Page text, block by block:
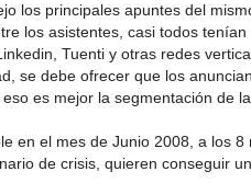
los principales apuntes del
los asistentes, casi todos
Tuenti y otras redes
se debe ofrecer que los
es mejor la segmentación de
en el mes de Junio 2008, a los
de crisis, quieren conseguir